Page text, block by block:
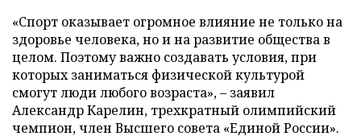
«Спорт оказывает огромное влияние не только на
здоровье человека, но и на развитие общества в
целом. Поэтому важно создавать условия, при
которых заниматься физической культурой
смогут люди любого возраста», – заявил
Александр Карелин, трехкратный олимпийский
чемпион, член Высшего совета «Единой России».